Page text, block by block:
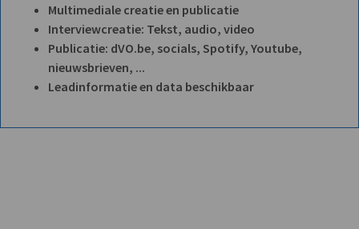
Multimediale creatie en publicatie
Interviewcreatie: Tekst, audio, video
Publicatie: dVO.be, socials, Spotify, Youtube,
nieuwsbrieven, ...
Leadinformatie en data beschikbaar